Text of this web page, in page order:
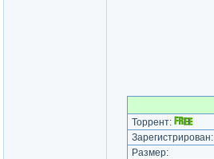
Торрент:
Зарегистрирован:
Размер: